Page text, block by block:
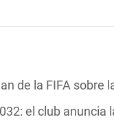
de la FIFA sobre
el club anuncia